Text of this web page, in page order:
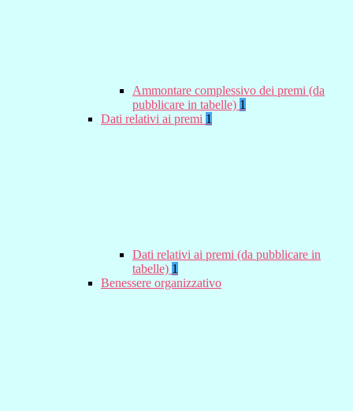
Ammontare complessivo dei premi (da
pubblicare in tabelle) 1
Dati relativi ai premi 1
Dati relativi ai premi (da pubblicare in
tabelle) 1
Benessere organizzativo